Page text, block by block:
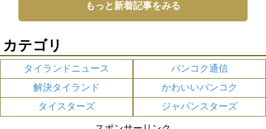
もっと新着記事をみる
カテゴリ
タイランドニュース
バンコク通信
解決タイランド
かわいいバンコク
タイスターズ
ジャパンスターズ